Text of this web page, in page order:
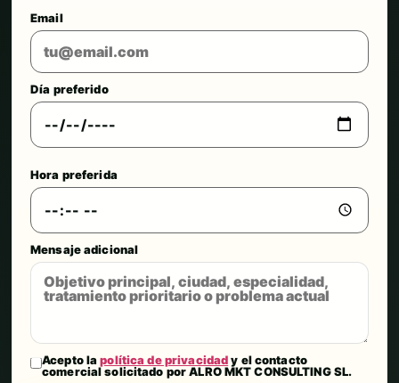
Email
Día preferido
Hora preferida
Mensaje adicional
Acepto lapolítica de privacidady el contacto
comercial solicitado por ALRO MKT CONSULTING SL.